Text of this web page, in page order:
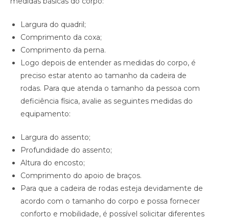
Largura do quadril;
Comprimento da coxa;
Comprimento da perna.
Logo depois de entender as medidas do corpo, é
preciso estar atento ao tamanho da cadeira de
rodas. Para que atenda o tamanho da pessoa com
deficiência física, avalie as seguintes medidas do
equipamento:
Largura do assento;
Profundidade do assento;
Altura do encosto;
Comprimento do apoio de braços.
Para que a cadeira de rodas esteja devidamente de
acordo com o tamanho do corpo e possa fornecer
conforto e mobilidade, é possível solicitar diferentes